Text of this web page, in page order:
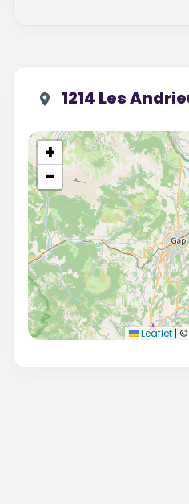
1214 Les
+
−
Leaflet | ©